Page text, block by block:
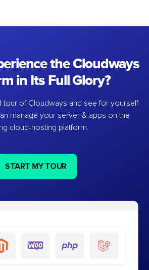
the Cloudways
in Its Full Glory?
tour of Cloudways and see for yourself
manage your server & apps on the
cloud-hosting platform.
START MY TOUR